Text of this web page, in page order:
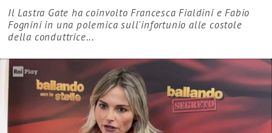
Il Lastra Gate ha coinvolto Francesca Fialdini e Fabio
Fognini in una polemica sull'infortunio alle costole
della conduttrice...